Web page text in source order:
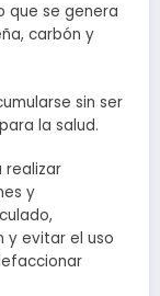
que se genera
carbón y
sin ser
la salud.
realizar
y
y evitar el uso